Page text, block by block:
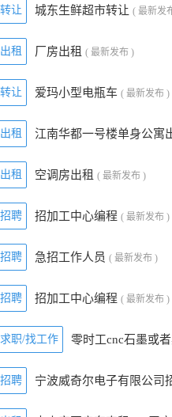
转让 城东生鲜超市转让 ( 最新发
出租 厂房出租 ( 最新发布 )
转让 爱玛小型电瓶车 ( 最新发布 )
出租 江南华都一号楼单身公寓
出租 空调房出租 ( 最新发布 )
招聘 招加工中心编程 ( 最新发布 )
招聘 急招工作人员 ( 最新发布 )
招聘 招加工中心编程 ( 最新发布 )
求职/找工作 零时工cnc石墨或
招聘 宁波威奇尔电子有限公司